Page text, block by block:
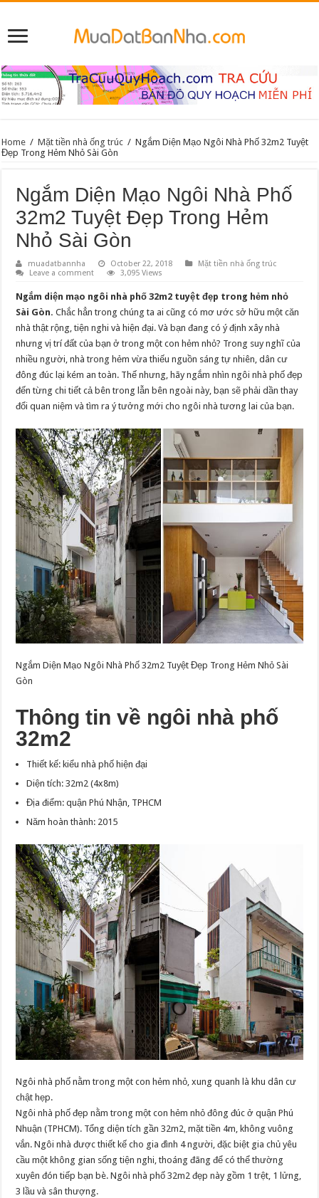
Home / Mặt tiền nhà ống trúc / Ngắm Diện Mạo Ngôi Nhà Phố 32m2 Tuyệt
Đẹp Trong Hẻm Nhỏ Sài Gòn
Ngắm Diện Mạo Ngôi Nhà Phố
32m2 Tuyệt Đẹp Trong Hẻm
Nhỏ Sài Gòn
muadatbannha October 22, 2018
Mặt tiền nhà ống trúc
Leave a comment
3,095 Views
Ngắm diện mạo ngôi nhà phố 32m2 tuyệt đẹp trong hẻm nhỏ
Sài Gòn. Chắc hẳn trong chúng ta ai cũng có mơ ước sở hữu một căn
nhà thật rộng, tiện nghi và hiện đại. Và bạn đang có ý định xây nhà
nhưng vị trí đất của bạn ở trong một con hẻm nhỏ? Trong suy nghĩ của
nhiều người, nhà trong hẻm vừa thiếu nguồn sáng tự nhiên, dân cư
đông đúc lại kém an toàn. Thế nhưng, hãy ngắm nhìn ngôi nhà phố đẹp
đến từng chi tiết cả bên trong lẫn bên ngoài này, bạn sẽ phải dần thay
đổi quan niệm và tìm ra ý tưởng mới cho ngôi nhà tương lai của bạn.
Ngắm Diện Mạo Ngôi Nhà Phố 32m2 Tuyệt Đẹp Trong Hẻm Nhỏ Sài
Gòn
Thông tin về ngôi nhà phố
32m2
Thiết kế: kiểu nhà phố hiện đại
Diện tích: 32m2 (4x8m)
Địa điểm: quận Phú Nhận, TPHCM
Năm hoàn thành: 2015
Ngôi nhà phố nằm trong một con hẻm nhỏ, xung quanh là khu dân cư
chật hẹp.
Ngôi nhà phố đẹp nằm trong một con hẻm nhỏ đông đúc ở quận Phú
Nhuận (TPHCM). Tổng diện tích gần 32m2, mặt tiền 4m, không vuông
vắn. Ngôi nhà được thiết kế cho gia đình 4 người, đặc biệt gia chủ yêu
cầu một không gian sống tiện nghi, thoáng đãng để có thể thường
xuyên đón tiếp bạn bè. Ngôi nhà phố 32m2 đẹp này gồm 1 trệt, 1 lửng,
3 lầu và sân thượng.